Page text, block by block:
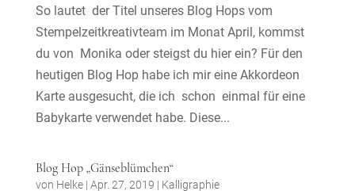
So lautet der Titel unseres Blog Hops vom
Stempelzeitkreativteam im Monat April, kommst
du von Monika oder steigst du hier ein? Für den
heutigen Blog Hop habe ich mir eine Akkordeon
Karte ausgesucht, die ich schon einmal für eine
Babykarte verwendet habe. Diese...
Blog Hop „Gänseblümchen“
von Helke| Apr. 27, 2019 | Kalligraphie